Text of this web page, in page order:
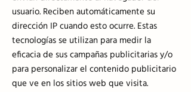
usuario. Reciben automáticamente su
dirección IP cuando esto ocurre. Estas
tecnologías se utilizan para medir la
eficacia de sus campañas publicitarias y/o
para personalizar el contenido publicitario
que ve en los sitios web que visita.